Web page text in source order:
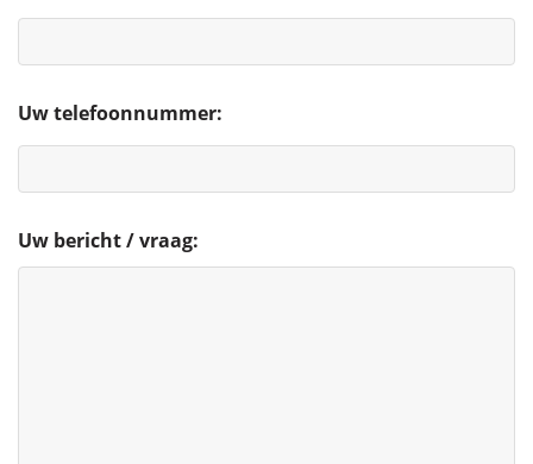
Uw telefoonnummer:
Uw bericht / vraag: